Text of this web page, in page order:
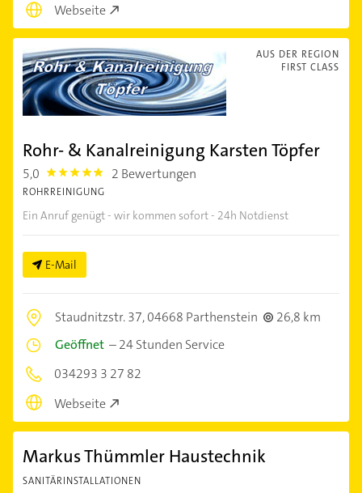
Webseite
AUS DER REGION
FIRST CLASS
Rohr- & Kanalreinigung Karsten Töpfer
5,0 5.0 2 Bewertungen
ROHRREINIGUNG
Ein Anruf genügt - wir kommen sofort - 24h Notdienst
E-Mail
Staudnitzstr. 37,04668 Parthenstein
26,8 km
Geöffnet –24 Stunden Service
034293 3 27 82
Webseite
Markus Thümmler Haustechnik
SANITÄRINSTALLATIONEN